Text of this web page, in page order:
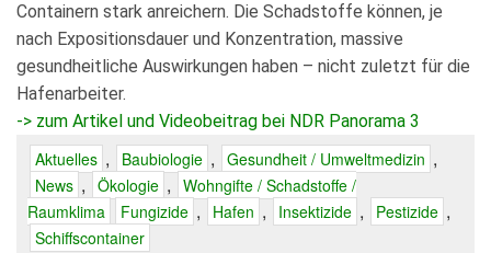
Containern stark anreichern. Die Schadstoffe können, je
nach Expositionsdauer und Konzentration, massive
gesundheitliche Auswirkungen haben – nicht zuletzt für die
Hafenarbeiter.
-> zum Artikel und Videobeitrag bei NDR Panorama 3
Aktuelles , Baubiologie , Gesundheit / Umweltmedizin ,
News , Ökologie , Wohngifte / Schadstoffe /
Raumklima
Fungizide , Hafen , Insektizide , Pestizide ,
Schiffscontainer